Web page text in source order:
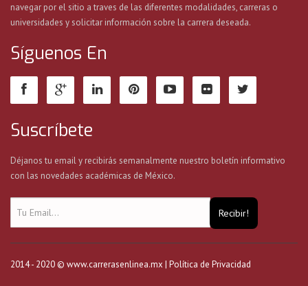
navegar por el sitio a traves de las diferentes modalidades, carreras o
universidades y solicitar información sobre la carrera deseada.
Síguenos En
Suscríbete
Déjanos tu email y recibirás semanalmente nuestro boletín informativo
con las novedades académicas de México.
Recibir!
2014 - 2020 © www.carrerasenlinea.mx | Política de Privacidad